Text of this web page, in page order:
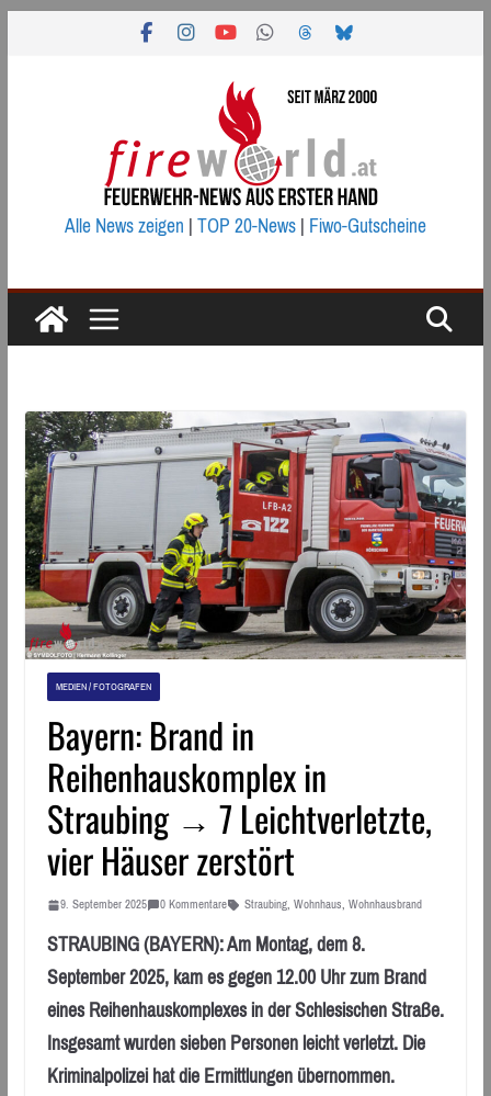
Alle News zeigen|TOP 20-News|Fiwo-Gutscheine
MEDIEN / FOTOGRAFEN
Bayern: Brand in
Reihenhauskomplex in
Straubing → 7 Leichtverletzte,
vier Häuser zerstört
9. September 2025 0 Kommentare Straubing, Wohnhaus, Wohnhausbrand
STRAUBING (BAYERN): Am Montag, dem 8.
September 2025, kam es gegen 12.00 Uhr zum Brand
eines Reihenhauskomplexes in der Schlesischen Straße.
Insgesamt wurden sieben Personen leicht verletzt. Die
Kriminalpolizei hat die Ermittlungen übernommen.